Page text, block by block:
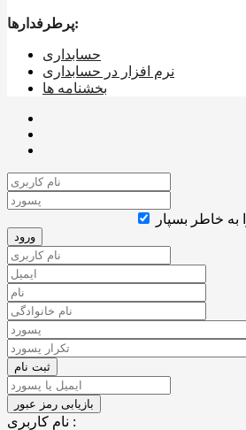
پرطرفدارها:
حسابداری
نرم افزار در حسابداری
بخشنامه ها
به خاطر بسپار
نام کاربری :